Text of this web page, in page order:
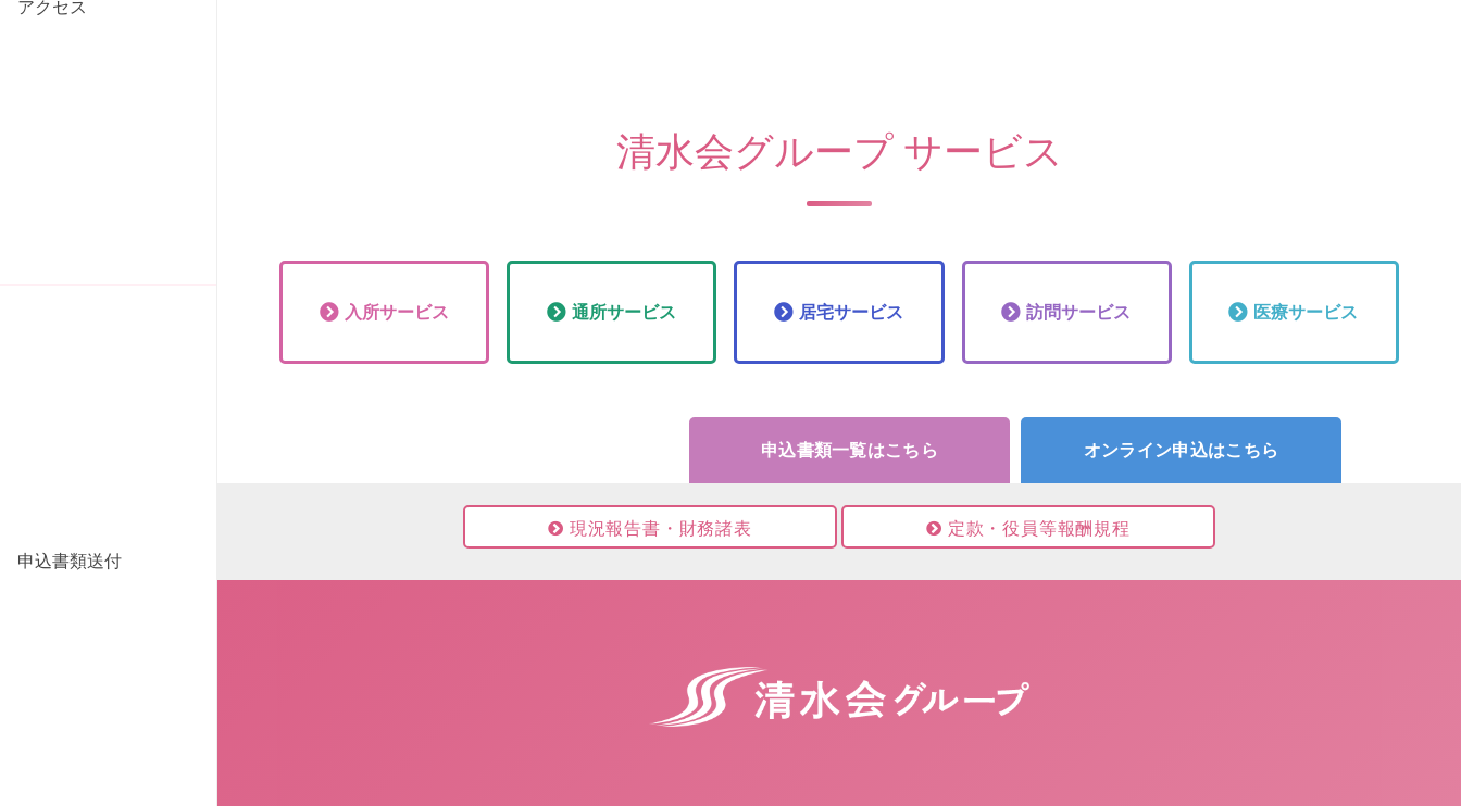
アクセス
申込書類送付
申込書類一覧はこちら オンライン申込はこちら
清水会グループ サービス
入所サービス 通所サービス 居宅サービス 訪問サービス 医療サービス
現況報告書・財務諸表 定款・役員等報酬規程